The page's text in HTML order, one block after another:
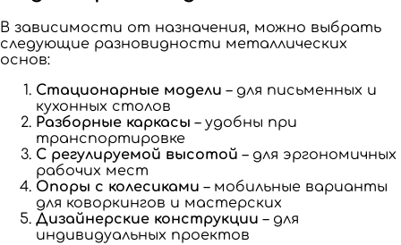
В зависимости от назначения, можно выбрать
следующие разновидности металлических
основ:
Стационарные модели – для письменных и
кухонных столов
Разборные каркасы – удобны при
транспортировке
С регулируемой высотой – для эргономичных
рабочих мест
Опоры с колесиками – мобильные варианты
для коворкингов и мастерских
Дизайнерские конструкции – для
индивидуальных проектов